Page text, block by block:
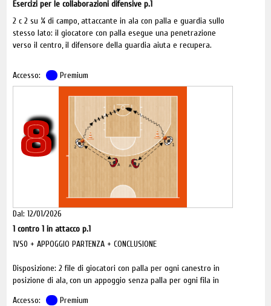
Esercizi per le collaborazioni difensive p.1
2 c 2 su ¼ di campo, attaccante in ala con palla e guardia sullo
stesso lato: il giocatore con palla esegue una penetrazione
verso il centro, il difensore della guardia aiuta e recupera.
8
Accesso: Premium
Dal: 12/01/2026
1 contro 1 in attacco p.1
1VS0 + APPOGGIO PARTENZA + CONCLUSIONE
Disposizione: 2 file di giocatori con palla per ogni canestro in
posizione di ala, con un appoggio senza palla per ogni fila in
Accesso: Premium